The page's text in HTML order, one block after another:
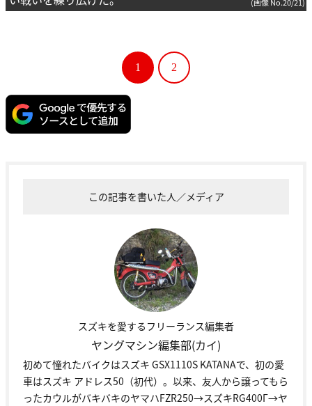
1 2
この記事を書いた人／メディア
スズキを愛するフリーランス編集者
ヤングマシン編集部(カイ)
初めて憧れたバイクはスズキ GSX1110S KATANAで、初の愛
車はスズキ アドレス50（初代）。以来、友人から譲ってもら
ったカウルがバキバキのヤマハFZR250→スズキRG400Γ→ヤ